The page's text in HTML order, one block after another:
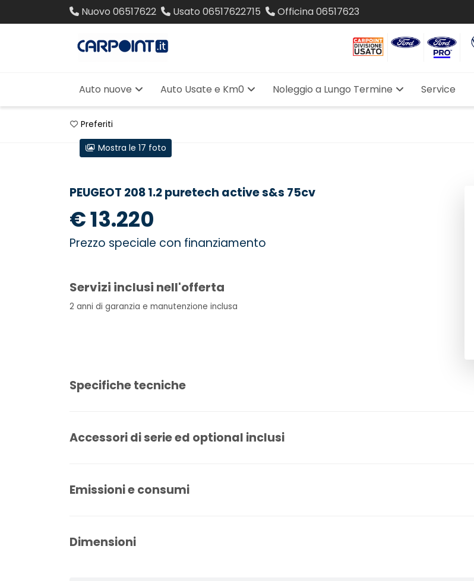
Nuovo 06517622 Usato 06517622715 Officina06517623
Auto nuove Auto Usate e Km0 Noleggio a Lungo Termine Service
Preferiti
Mostra le 17 foto
PEUGEOT 208 1.2 puretech active s&s 75cv
€ 13.220
Prezzo speciale con finanziamento
Servizi inclusi nell'offerta
2 anni di garanzia e manutenzione inclusa
Specifiche tecniche
Accessori di serie ed optional inclusi
Emissioni e consumi
Dimensioni